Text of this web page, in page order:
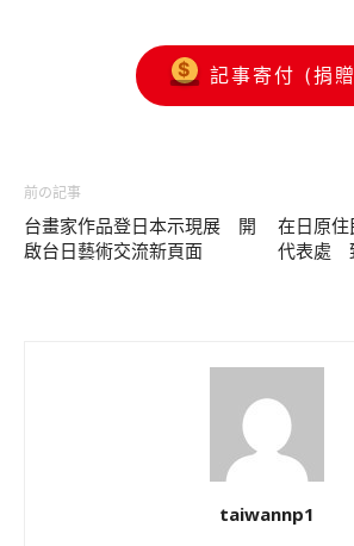
記事寄付 (捐
前の記事
台畫家作品登日本示現展 開
啟台日藝術交流新頁面
在日原
代表處
taiwannp1